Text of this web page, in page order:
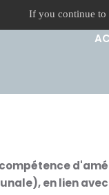
en lien
If you continue to